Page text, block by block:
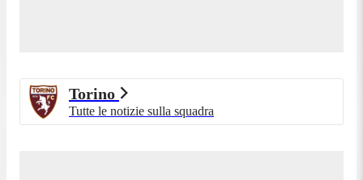
Torino
Tutte le notizie sulla squadra